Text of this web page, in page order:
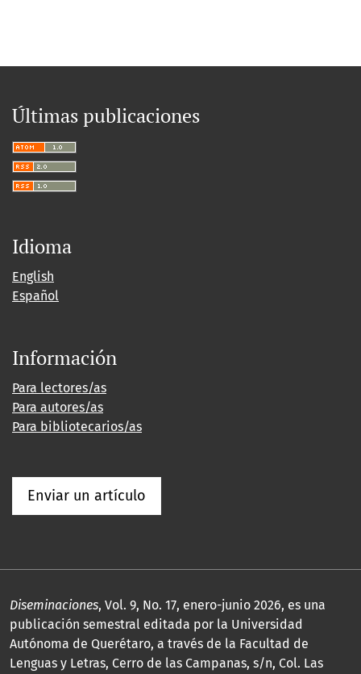
Últimas publicaciones
Idioma
English
Español
Información
Para lectores/as
Para autores/as
Para bibliotecarios/as
Enviar un artículo
Diseminaciones, Vol. 9, No. 17, enero-junio 2026, es una
publicación semestral editada por la Universidad
Autónoma de Querétaro, a través de la Facultad de
Lenguas y Letras, Cerro de las Campanas, s/n, Col. Las